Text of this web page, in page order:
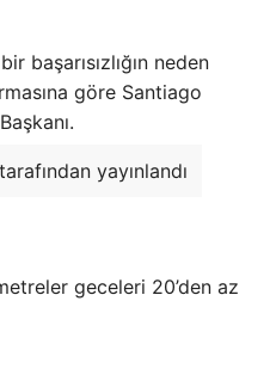
başarısızlığın neden
göre Santiago
yayınlandı
geceleri 20’den az